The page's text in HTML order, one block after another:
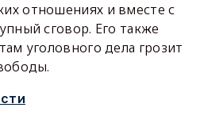
отношениях и вместе с
сговор. Его также
уголовного дела грозит